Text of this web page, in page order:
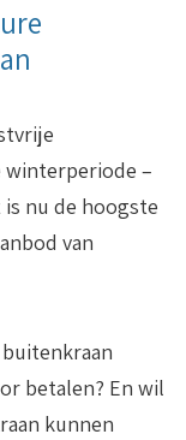
winterperiode –
is nu de hoogste
van
betalen? En wil
kunnen